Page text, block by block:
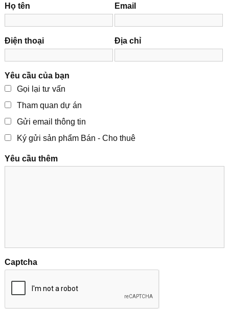
Họ tên Email
Điện thoại Địa chỉ
Yêu cầu của bạn
Gọi lại tư vấn
Tham quan dự án
Gửi email thông tin
Ký gửi sản phẩm Bán - Cho thuê
Yêu cầu thêm
Captcha